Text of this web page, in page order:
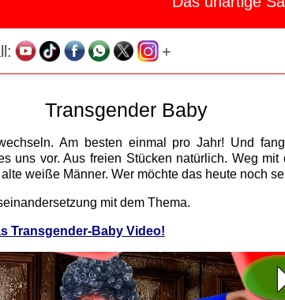
+
Transgender Baby
Am besten einmal pro Jahr! Und
uns vor. Aus freien Stücken natürlich. Weg mit
weiße Männer. Wer möchte das heute noch
mit dem Thema.
Transgender-Baby Video!